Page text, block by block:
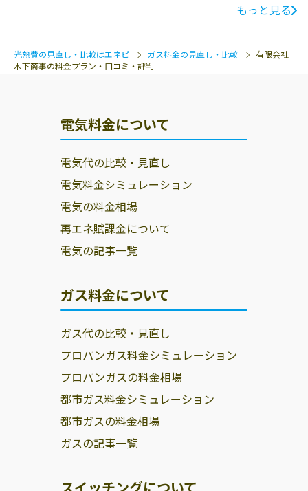
もっと見る
光熱費の見直し・比較はエネピ ガス料金の見直し・比較
有限会社
木下商事の料金プラン・口コミ・評判
電気料金について
電気代の比較・見直し
電気料金シミュレーション
電気の料金相場
再エネ賦課金について
電気の記事一覧
ガス料金について
ガス代の比較・見直し
プロパンガス料金シミュレーション
プロパンガスの料金相場
都市ガス料金シミュレーション
都市ガスの料金相場
ガスの記事一覧
スイッチングについて